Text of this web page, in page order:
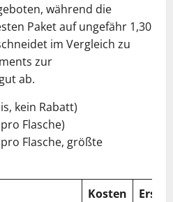
während die
Paket auf ungefähr 1,30
im Vergleich zu
zur
ab.
kein Rabatt)
Flasche)
Flasche, größte
Kosten